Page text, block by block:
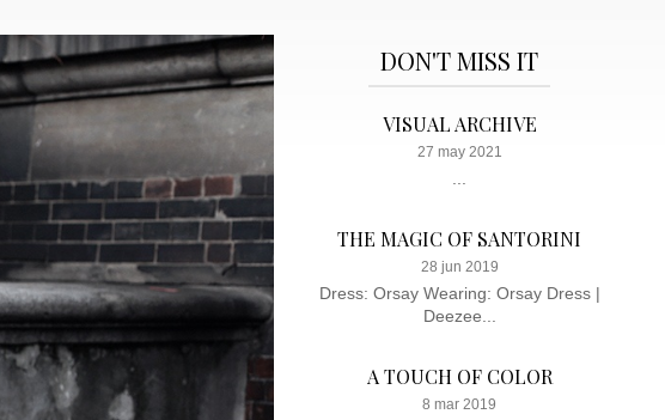
DON'T MISS IT
VISUAL ARCHIVE
27 may 2021
THE MAGIC OF SANTORINI
28 jun 2019
Dress: Orsay Wearing: Orsay Dress |
Deezee...
A TOUCH OF COLOR
8 mar 2019